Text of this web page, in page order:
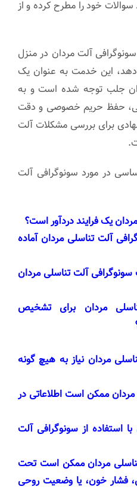
سوالات خود را مطرح کرده و از
آلت مردان در منزل
این خدمت به عنوان یک
جلب توجه شده است و به
حفظ حریم خصوصی و دقت
برای بررسی مشکلات آلت
در مورد سونوگرافی آلت
آلت تناسلی مردان آماده
سونوگرافی آلت تناسلی مردان
مردان برای تشخیص
مردان نیاز به هیچ گونه
مردان ممکن است اطلاعاتی در
استفاده از سونوگرافی آلت
تناسلی مردان ممکن است تحت
فشار خون، یا وضعیت روحی